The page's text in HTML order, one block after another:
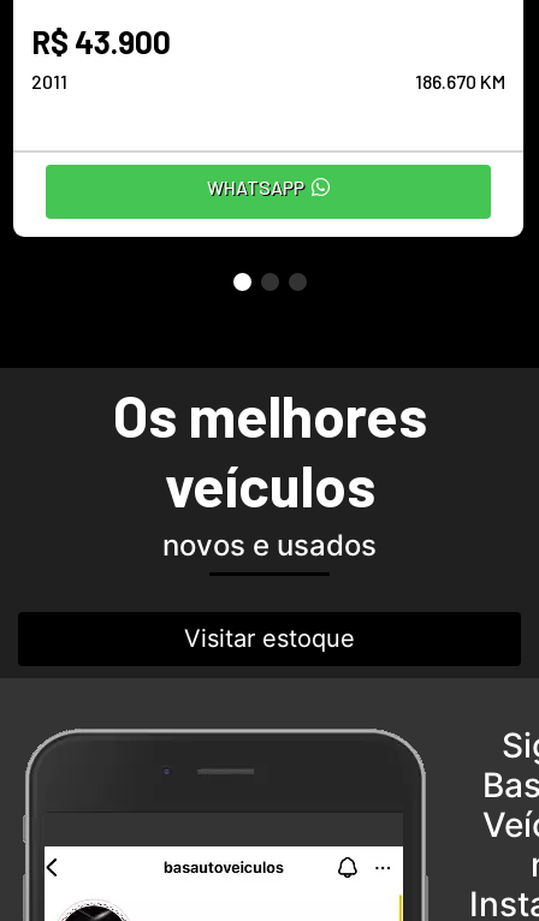
R$ 43.900
2011 186.670 KM
WHATSAPP
Os melhores
veículos
novos e usados
Visitar estoque